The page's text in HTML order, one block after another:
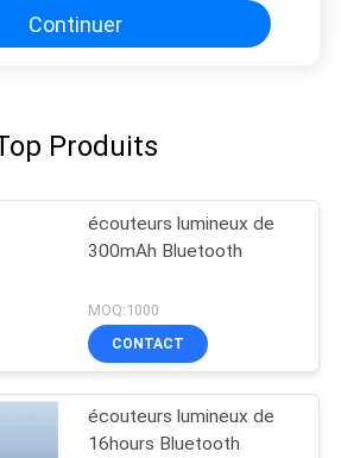
Continuer
Produits
écouteurs lumineux de
300mAh Bluetooth
MOQ:1000
CONTACT
écouteurs lumineux de
16hours Bluetooth